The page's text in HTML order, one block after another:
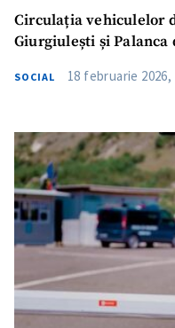
Circulația vehiculelor
Giurgiulești și
SOCIAL 18 februarie 2026,